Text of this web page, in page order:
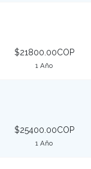
$21800.00COP
1 Año
$25400.00COP
1 Año